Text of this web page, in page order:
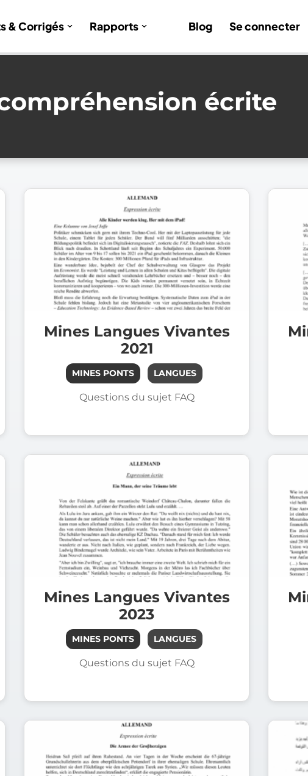
& Corrigés Rapports Blog Se connecter
écrite
Mines Langues Vivantes
2021
MINES PONTS LANGUES
Questions du sujet FAQ
Mines Langues Vivantes
2023
MINES PONTS LANGUES
Questions du sujet FAQ